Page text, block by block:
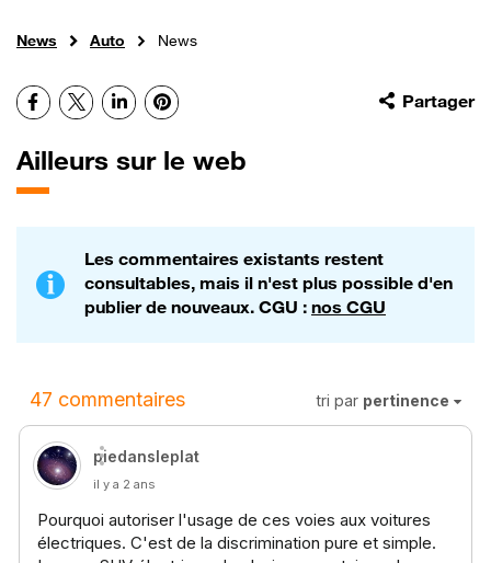
News Auto News
Partager
Facebook
X LinkedInPinterest
Ailleurs sur le web
Les commentaires existants restent
consultables, mais il n'est plus possible d'en
publier de nouveaux. CGU : nos CGU